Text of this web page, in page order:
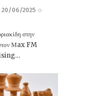
20/06/2025
στην
Μax FM